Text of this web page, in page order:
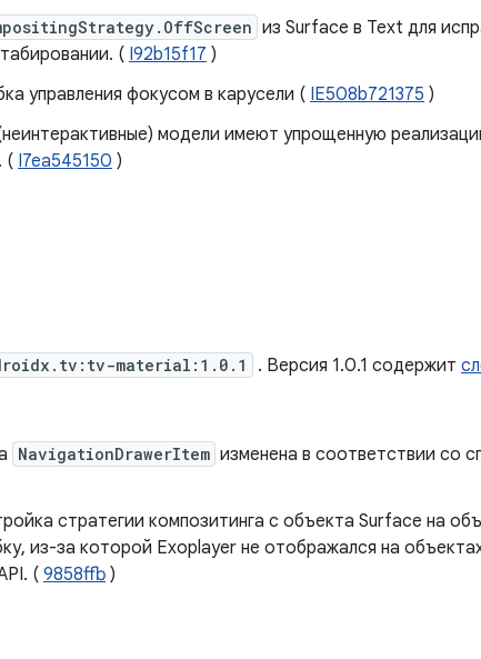
из Surface в Text для
( I92b15f17 )
управления фокусом в карусели ( IE508b721375 )
модели имеют упрощенную
( I7ea545150 )
material:1.0.1 . Версия 1.0.1 содержит
NavigationDrawerItem изменена в соответствии со
стратегии композитинга с объекта Surface на
из-за которой Exoplayer не отображался на
( 9858ffb )